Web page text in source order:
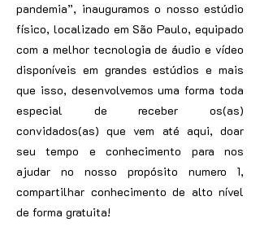
pandemia”, inauguramos o nosso estúdio
físico, localizado em São Paulo, equipado
com a melhor tecnologia de áudio e vídeo
disponíveis em grandes estúdios e mais
que isso, desenvolvemos uma forma toda
especial de receber os(as)
convidados(as) que vem até aqui, doar
seu tempo e conhecimento para nos
ajudar no nosso propósito numero 1,
compartilhar conhecimento de alto nível
de forma gratuita!